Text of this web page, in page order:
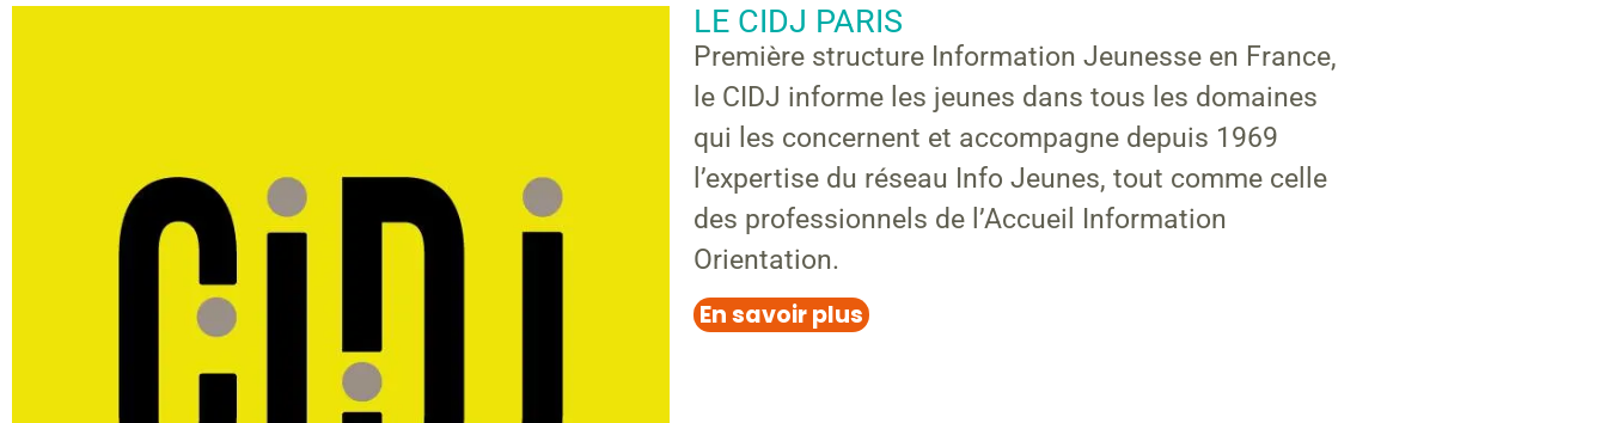
LE CIDJ PARIS
Première structure Information Jeunesse en France,
le CIDJ informe les jeunes dans tous les domaines
qui les concernent et accompagne depuis 1969
l’expertise du réseau Info Jeunes, tout comme celle
des professionnels de l’Accueil Information
Orientation.
En savoir plus